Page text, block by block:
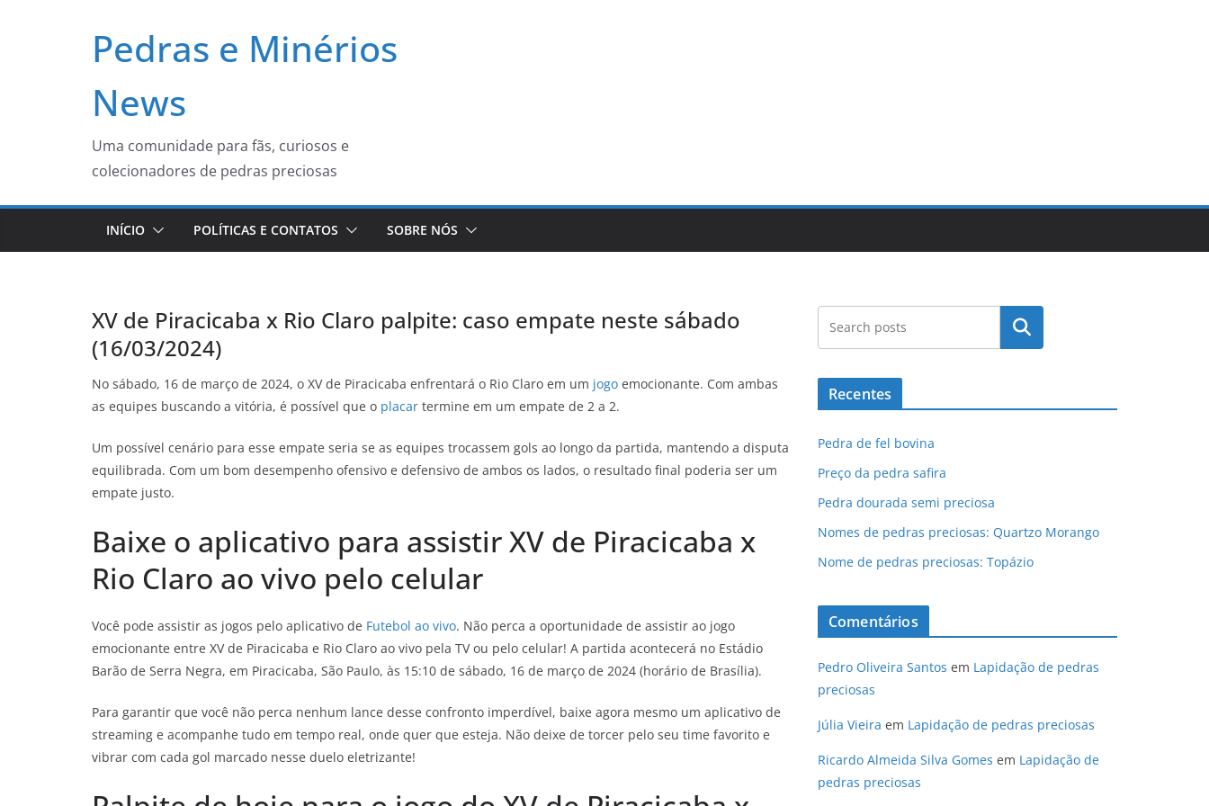
Pedras e Minérios
News
Uma comunidade para fãs, curiosos e
colecionadores de pedras preciosas
INÍCIO POLÍTICAS E CONTATOS SOBRE NÓS
XV de Piracicaba x Rio Claro palpite: caso empate neste sábado
(16/03/2024)
No sábado, 16 de março de 2024, o XV de Piracicaba enfrentará o Rio Claro em um jogo emocionante. Com ambas
as equipes buscando a vitória, é possível que o placar termine em um empate de 2 a 2.
Um possível cenário para esse empate seria se as equipes trocassem gols ao longo da partida, mantendo a disputa
equilibrada. Com um bom desempenho ofensivo e defensivo de ambos os lados, o resultado final poderia ser um
empate justo.
Baixe o aplicativo para assistir XV de Piracicaba x
Rio Claro ao vivo pelo celular
Você pode assistir as jogos pelo aplicativo de Futebol ao vivo. Não perca a oportunidade de assistir ao jogo
emocionante entre XV de Piracicaba e Rio Claro ao vivo pela TV ou pelo celular! A partida acontecerá no Estádio
Barão de Serra Negra, em Piracicaba, São Paulo, às 15:10 de sábado, 16 de março de 2024 (horário de Brasília).
Para garantir que você não perca nenhum lance desse confronto imperdível, baixe agora mesmo um aplicativo de
streaming e acompanhe tudo em tempo real, onde quer que esteja. Não deixe de torcer pelo seu time favorito e
vibrar com cada gol marcado nesse duelo eletrizante!
Pesquisar
Recentes
Pedra de fel bovina
Preço da pedra safira
Pedra dourada semi preciosa
Nomes de pedras preciosas: Quartzo Morango
Nome de pedras preciosas: Topázio
Comentários
Pedro Oliveira Santos em Lapidação de pedras
preciosas
Júlia Vieira em Lapidação de pedras preciosas
Ricardo Almeida Silva Gomes em Lapidação de
pedras preciosas